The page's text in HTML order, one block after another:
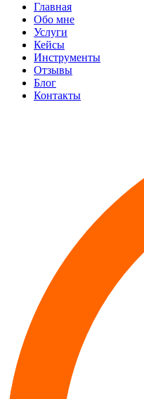
Главная
Обо мне
Услуги
Кейсы
Инструменты
Отзывы
Блог
Контакты